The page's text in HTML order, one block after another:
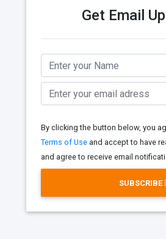
Get Email
By clicking the button below, you
Terms of Use and accept to have
and agree to receive email
SUBSCRIBE